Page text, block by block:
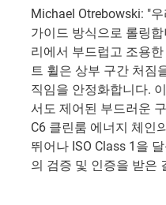
Michael Otrebowski: "
가이드 방식으로 롤링
리에서 부드럽고 조용
트 휠은 상부 구간 처짐
직임을 안정화합니다.
서도 제어된 부드러운
C6 클린룸 에너지 체인
뛰어나 ISO Class 1을
의 검증 및 인증을 받은